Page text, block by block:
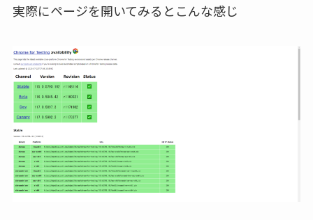
実際にページを開いてみるとこんな感じ